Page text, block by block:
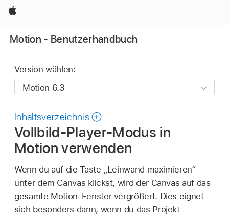
Apple
Motion - Benutzerhandbuch
Version wählen:
Inhaltsverzeichnis
Vollbild-Player-Modus in
Motion verwenden
Wenn du auf die Taste „Leinwand maximieren“
unter dem Canvas klickst, wird der Canvas auf das
gesamte Motion-Fenster vergrößert. Dies eignet
sich besonders dann, wenn du das Projekt